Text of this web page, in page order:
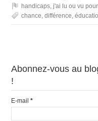
handicaps,j'ai lu ou vu
chance,différence,
Abonnez-vous au
!
E-mail*